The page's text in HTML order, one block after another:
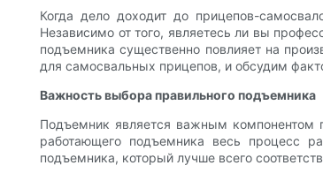
Когда дело доходит до прицепов-
Независимо от того, являетесь ли вы
подъемника существенно повлияет на
для самосвальных прицепов, и обсудим
Важность выбора правильного подъемника
Подъемник является важным компонентом
работающего подъемника весь процесс
подъемника, который лучше всего